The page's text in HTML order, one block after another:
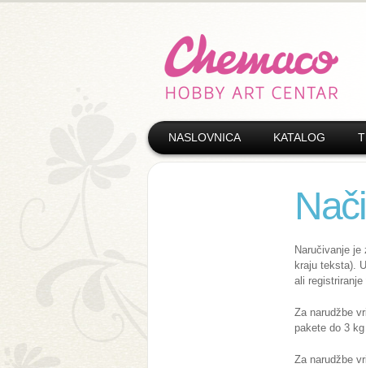
NASLOVNICA KATALOG
Naručivanje
kraju teksta).
ali
Za narudžbe
pakete do 3
Za narudžbe